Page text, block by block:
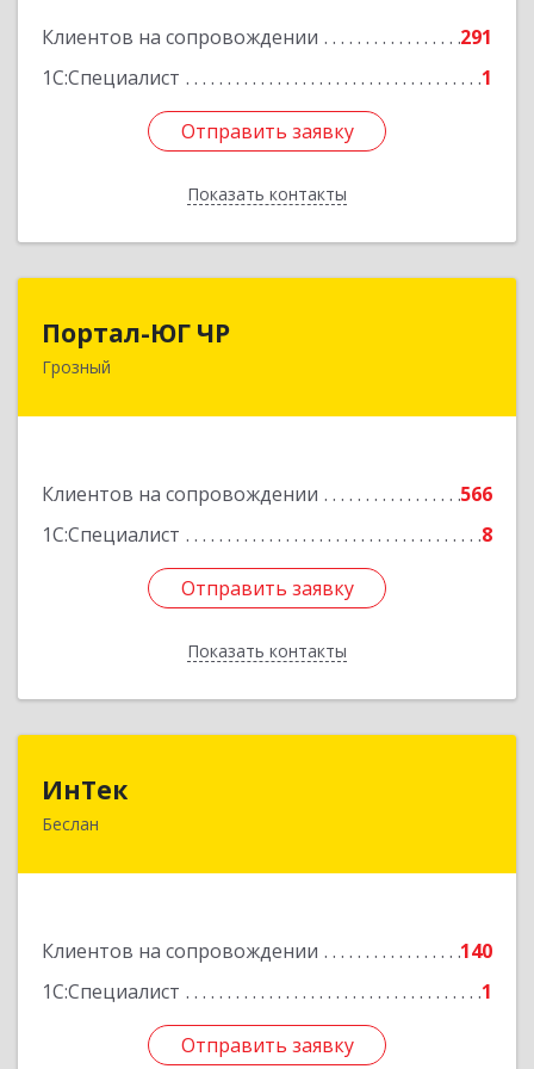
Клиентов на сопровождении
291
1С:Специалист
1
Отправить заявку
Показать контакты
Подробнее
Отправить заявку
Назад
Портал-ЮГ ЧР
Грозный
Клиентов на сопровождении
566
1С:Специалист
8
Отправить заявку
Показать контакты
364906, Чеченская Респ, Грозный г, Путина пр-
Отправить заявку
Назад
ИнТек
Беслан
Клиентов на сопровождении
140
1С:Специалист
1
Отправить заявку
Подробнее
Отправить заявку